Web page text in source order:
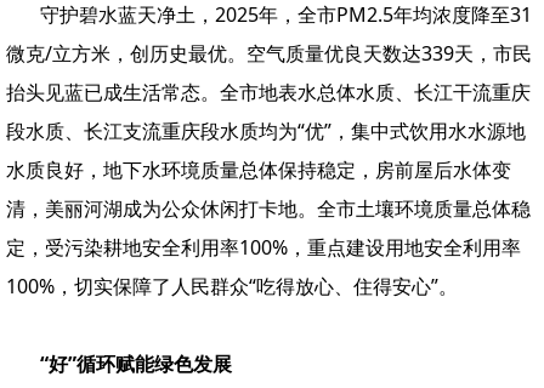
守护碧水蓝天净土，2025年，全市PM2.5年均浓度降至31
微克/立方米，创历史最优。空气质量优良天数达339天，市民
抬头见蓝已成生活常态。全市地表水总体水质、长江干流重庆
段水质、长江支流重庆段水质均为“优”，集中式饮用水水源地
水质良好，地下水环境质量总体保持稳定，房前屋后水体变
清，美丽河湖成为公众休闲打卡地。全市土壤环境质量总体稳
定，受污染耕地安全利用率100%，重点建设用地安全利用率
100%，切实保障了人民群众“吃得放心、住得安心”。
“好”循环赋能绿色发展